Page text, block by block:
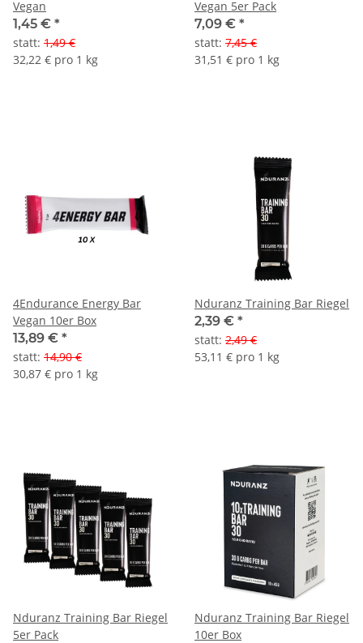
Vegan
1,45 € *
statt: 1,49 €
32,22 € pro 1 kg
Vegan 5er Pack
7,09 € *
statt: 7,45 €
31,51 € pro 1 kg
4Endurance Energy Bar
Vegan 10er Box
13,89 € *
statt: 14,90 €
30,87 € pro 1 kg
Nduranz Training Bar Riegel
2,39 € *
statt: 2,49 €
53,11 € pro 1 kg
Nduranz Training Bar Riegel
5er Pack
Nduranz Training Bar Riegel
10er Box